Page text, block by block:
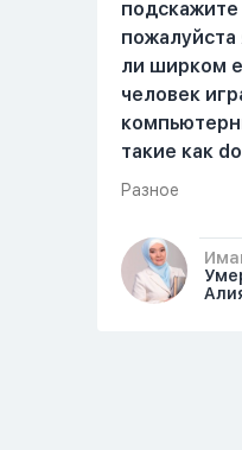
подскажите
пожалуйста
ли ширком
человек
такие как
которых
такие
Разное